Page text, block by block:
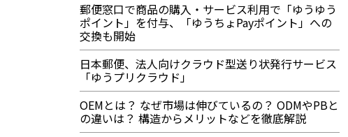
郵便窓口で商品の購入・サービス利用で「ゆうゆう
ポイント」を付与、「ゆうちょPayポイント」への
交換も開始
日本郵便、法人向けクラウド型送り状発行サービス
「ゆうプリクラウド」
OEMとは？ なぜ市場は伸びているの？ ODMやPBと
の違いは？ 構造からメリットなどを徹底解説